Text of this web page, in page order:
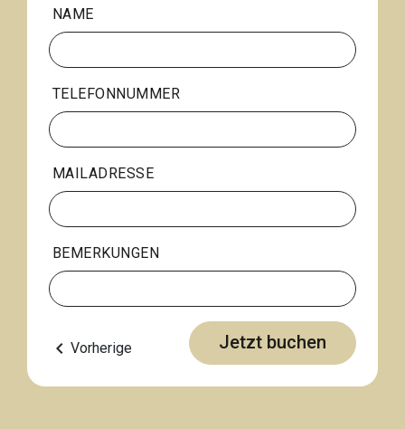
NAME
TELEFONNUMMER
MAILADRESSE
BEMERKUNGEN
Jetzt buchen
keyboard_arrow_left Vorherige